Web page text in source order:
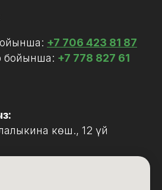
+7 706 423 81 87
бойынша: +7 778 827 61
көш., 12 үй